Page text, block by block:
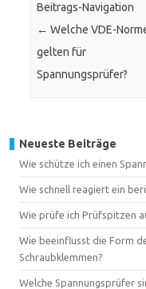
Beitrags-Navigation
← Welche VDE-
gelten für
Spannungsprüfer?
Neueste Beiträge
Wie schütze ich einen
Wie schnell reagiert ein
Wie prüfe ich Prüfspitzen
Wie beeinflusst die Form
Schraubklemmen?
Welche Spannungsprüfer